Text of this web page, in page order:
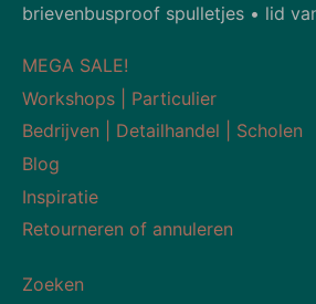
brievenbusproof spulletjes • lid
MEGA SALE!
Workshops | Particulier
Bedrijven | Detailhandel | Scholen
Blog
Inspiratie
Retourneren of annuleren
Zoeken